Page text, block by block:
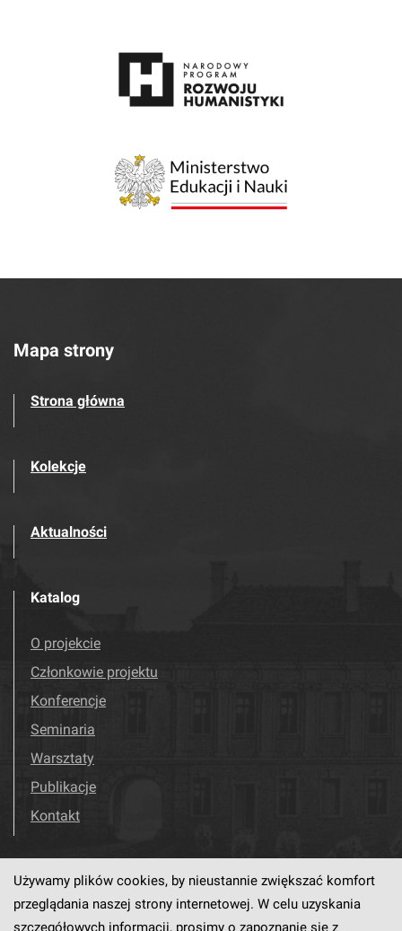
Mapa strony
Strona główna
Kolekcje
Aktualności
Katalog
O projekcie
Członkowie projektu
Konferencje
Seminaria
Warsztaty
Publikacje
Kontakt
Odwiedź nas! Facebook
Używamy plików cookies, by nieustannie zwiększać komfort
przeglądania naszej strony internetowej. W celu uzyskania
szczegółowych informacji, prosimy o zapoznanie się z